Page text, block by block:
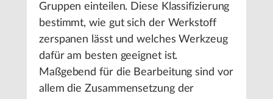
Gruppen einteilen. Diese Klassifizierung
bestimmt, wie gut sich der Werkstoff
zerspanen lässt und welches Werkzeug
dafür am besten geeignet ist.
Maßgebend für die Bearbeitung sind vor
allem die Zusammensetzung der